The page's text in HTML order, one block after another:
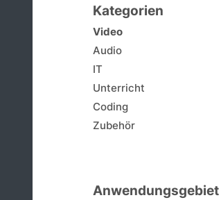
Kategorien
Video
Audio
IT
Unterricht
Coding
Zubehör
Anwendungsgebiet